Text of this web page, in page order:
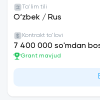
Ta'lim tili
O‘zbek / Rus
Kontrakt to'lovi
7 400 000 so'mdan
Grant mavjud